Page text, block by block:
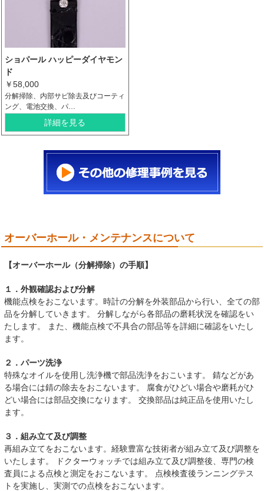
ショパール ハッピーダイヤモン
ド
￥58,000
分解掃除、内部サビ除去及びコーティ
ング、電池交換、パ…
詳細を見る
オーバーホール・メンテナンスについて
【オーバーホール（分解掃除）の手順】
１．外観確認および分解
機能点検をおこないます。時計の分解を外装部品から行い、全ての部
品を分解していきます。 分解しながら各部品の磨耗状況を確認をい
たします。 また、機能点検で不具合の部品等を詳細に確認をいたし
ます。
２．パーツ洗浄
特殊なオイルを使用し洗浄機で部品洗浄をおこいます。 錆などがあ
る場合には錆の除去をおこないます。 腐食がひどい場合や磨耗がひ
どい場合には部品交換になります。 交換部品は純正品を使用いたし
ます。
３．組み立て及び調整
再組み立てをおこないます。経験豊富な技術者が組み立て及び調整を
いたします。 ドクターウォッチでは組み立て及び調整後、専門の検
査員による点検と測定をおこないます。 点検検査後ランニングテス
トを実施し、実測での点検をおこないます。